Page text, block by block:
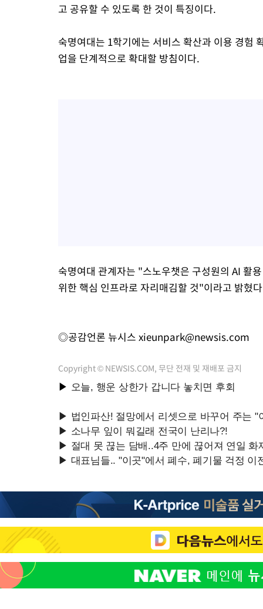
고 공유할 수 있도록 한 것이 특징이다.
숙명여대는 1학기에는 서비스 확산과 이용 경험
업을 단계적으로 확대할 방침이다.
숙명여대 관계자는 "스노우챗은 구성원의 AI 활
위한 핵심 인프라로 자리매김할 것"이라고 밝혔
◎공감언론 뉴시스 xieunpark@newsis.com
Copyright © NEWSIS.COM, 무단 전재 및 재배포 금지